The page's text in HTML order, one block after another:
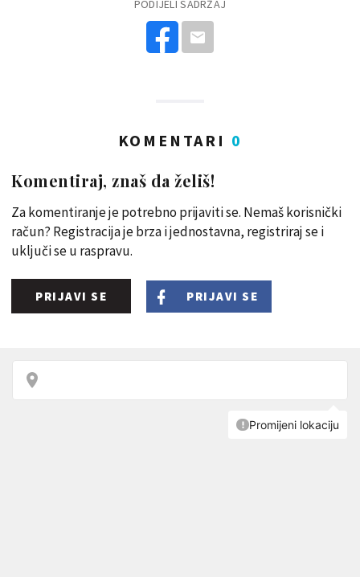
PODIJELI SADRŽAJ
KOMENTARI 0
Komentiraj, znaš da želiš!
Za komentiranje je potrebno prijaviti se. Nemaš korisnički
račun? Registracija je brza i jednostavna, registriraj se i
uključi se u raspravu.
PRIJAVI SE PRIJAVI SE